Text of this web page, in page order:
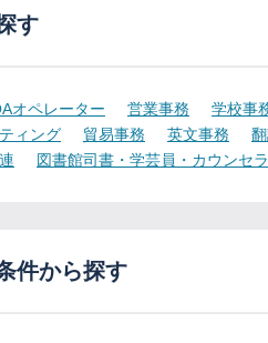
す
オペレーター 営業事務 学校事
ィング
貿易事務 英文事務
図書館司書・学芸員・カウンセ
件から探す